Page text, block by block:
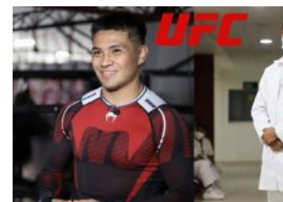
FUTBOL ESTUFA
FÓRMULA 1
BOXEO
LIGA MX